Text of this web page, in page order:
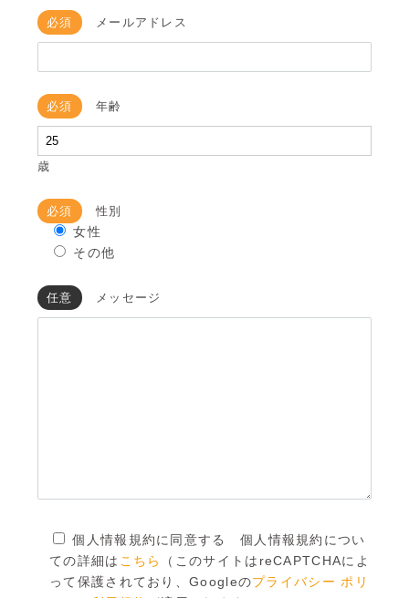
必須 メールアドレス
必須 年齢
歳
必須 性別
女性
その他
任意 メッセージ
個人情報規約に同意する 個人情報規約につい
ての詳細は こちら
（このサイトはreCAPTCHAによ
って保護されており、Googleのプライバシー ポリ